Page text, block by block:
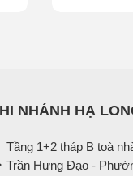
NHÁNH HẠ
Tầng 1+2 tháp B toà
Trần Hưng Đạo -